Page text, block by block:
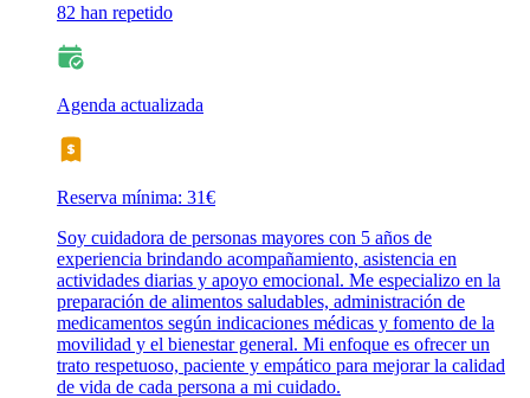
82 han repetido
Agenda actualizada
Reserva mínima: 31€
Soy cuidadora de personas mayores con 5 años de
experiencia brindando acompañamiento, asistencia en
actividades diarias y apoyo emocional. Me especializo en la
preparación de alimentos saludables, administración de
medicamentos según indicaciones médicas y fomento de la
movilidad y el bienestar general. Mi enfoque es ofrecer un
trato respetuoso, paciente y empático para mejorar la calidad
de vida de cada persona a mi cuidado.